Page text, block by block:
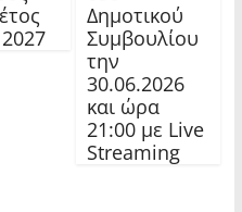
Δημοτικού
Συμβουλίου
την
30.06.2026
και ώρα
21:00 με Live
Streaming